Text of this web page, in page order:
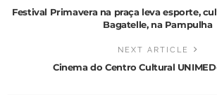
Festival Primavera na praça leva esporte,
Bagatelle, na Pampulha
NEXT ARTICLE
Cinema do Centro Cultural